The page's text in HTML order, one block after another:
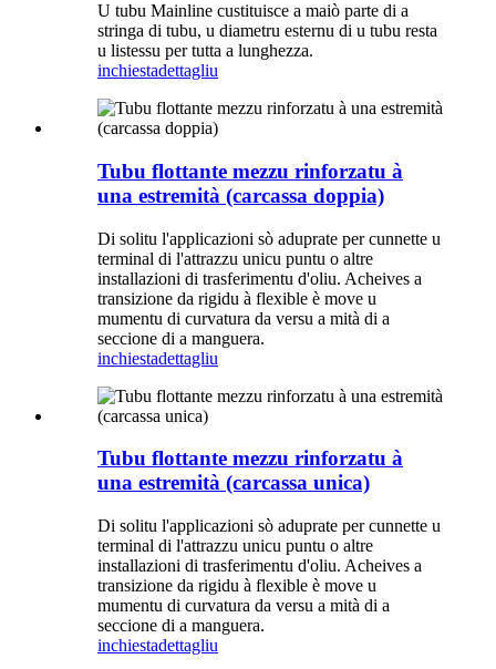
U tubu Mainline custituisce a maiò parte di a
stringa di tubu, u diametru esternu di u tubu resta
u listessu per tutta a lunghezza.
inchiestadettagliu
Tubu flottante mezzu rinforzatu à
una estremità (carcassa doppia)
Di solitu l'applicazioni sò aduprate per cunnette u
terminal di l'attrazzu unicu puntu o altre
installazioni di trasferimentu d'oliu. Acheives a
transizione da rigidu à flexible è move u
mumentu di curvatura da versu a mità di a
seccione di a manguera.
inchiestadettagliu
Tubu flottante mezzu rinforzatu à
una estremità (carcassa unica)
Di solitu l'applicazioni sò aduprate per cunnette u
terminal di l'attrazzu unicu puntu o altre
installazioni di trasferimentu d'oliu. Acheives a
transizione da rigidu à flexible è move u
mumentu di curvatura da versu a mità di a
seccione di a manguera.
inchiestadettagliu